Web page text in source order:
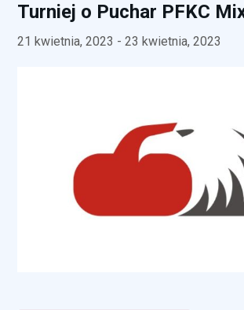
Turniej o Puchar PFKC
21 kwietnia, 2023 -23 kwietnia, 2023